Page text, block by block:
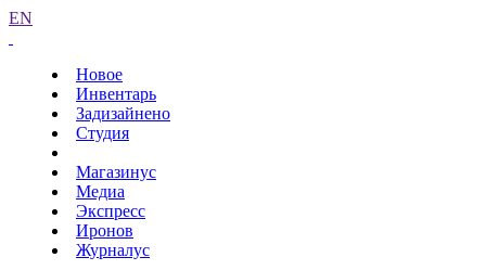
EN
Новое
Инвентарь
Задизайнено
Студия
Магазинус
Медиа
Экспресс
Иронов
Журналус